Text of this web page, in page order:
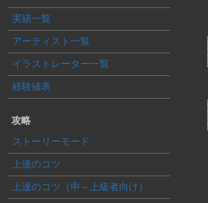
実績一覧
アーティスト一覧
イラストレーター一覧
経験値表
攻略
ストーリーモード
上達のコツ
上達のコツ（中～上級者向け）